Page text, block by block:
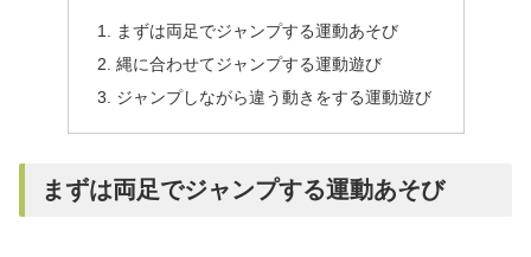
まずは両足でジャンプする運動あそび
縄に合わせてジャンプする運動遊び
ジャンプしながら違う動きをする運動遊び
まずは両足でジャンプする運動あそび